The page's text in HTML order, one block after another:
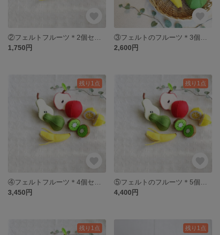
1,750円
2,600円
残り1点
3,450円
残り1点
4,400円
残り1点 残り1点